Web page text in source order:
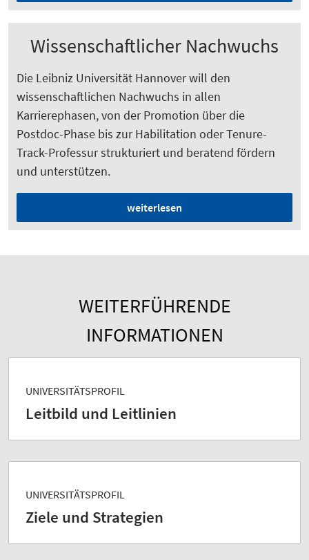
Wissenschaftlicher Nachwuchs
Die Leibniz Universität Hannover will den
wissenschaftlichen Nachwuchs in allen
Karrierephasen, von der Promotion über die
Postdoc-Phase bis zur Habilitation oder Tenure-
Track-Professur strukturiert und beratend fördern
und unterstützen.
weiterlesen
WEITERFÜHRENDE
INFORMATIONEN
UNIVERSITÄTSPROFIL
Leitbild und Leitlinien
UNIVERSITÄTSPROFIL
Ziele und Strategien